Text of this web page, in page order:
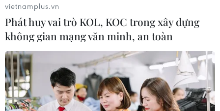
#khách MICE quốc tế
#hạ tầng lưu trú
#tổ chức đám cưới
#khách Ấn Độ TP. Đà Nẵng
vietnamplus.vn
Phát huy vai trò KOL, KOC trong xây dựng
không gian mạng văn minh, an toàn